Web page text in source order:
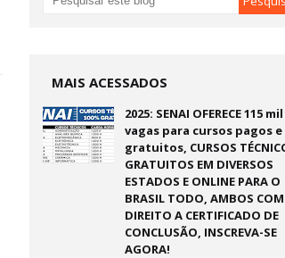
MAIS ACESSADOS
2025: SENAI OFERECE 115 mil
vagas para cursos pagos e
gratuitos, CURSOS
GRATUITOS EM DIVERSOS
ESTADOS E ONLINE PARA O
BRASIL TODO, AMBOS COM
DIREITO A CERTIFICADO DE
CONCLUSÃO, INSCREVA-SE
AGORA!